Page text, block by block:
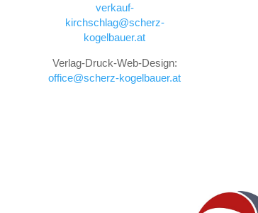
verkauf-
kirchschlag@scherz-
kogelbauer.at
Verlag-Druck-Web-Design:
office@scherz-kogelbauer.at